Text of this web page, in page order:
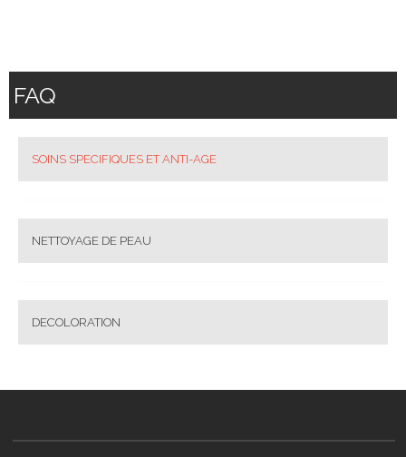
FAQ
SOINS SPECIFIQUES ET ANTI-AGE
NETTOYAGE DE PEAU
DECOLORATION